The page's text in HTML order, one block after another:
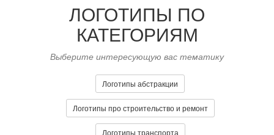
ЛОГОТИПЫ ПО
КАТЕГОРИЯМ
Выберите интересующую вас тематику
Логотипы абстракции
Логотипы про строительство и ремонт
Логотипы транспорта